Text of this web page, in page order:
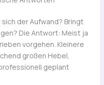
der Aufwand? Bringt
Die Antwort: Meist ja
vorgehen. Kleinere
großen Hebel,
geplant